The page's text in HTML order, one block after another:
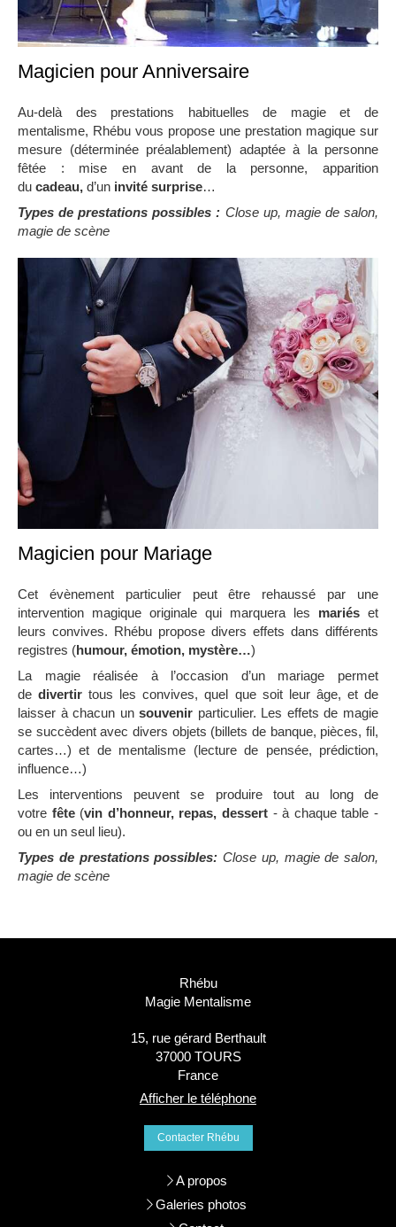
Magicien pour Anniversaire
Au-delà des prestations habituelles de magie et de
mentalisme, Rhébu vous propose une prestation magique sur
mesure (déterminée préalablement) adaptée à la personne
fêtée : mise en avant de la personne, apparition
du cadeau, d’un invité surprise…
Types de prestations possibles : Close up, magie de salon,
magie de scène
Magicien pour Mariage
Cet évènement particulier peut être rehaussé par une
intervention magique originale qui marquera les mariés et
leurs convives. Rhébu propose divers effets dans différents
registres (humour, émotion, mystère…)
La magie réalisée à l’occasion d’un mariage permet
dedivertir tous les convives, quel que soit leur âge, et de
laisser à chacun unsouvenir particulier. Les effets de magie
se succèdent avec divers objets (billets de banque, pièces, fil,
cartes…) et de mentalisme (lecture de pensée, prédiction,
influence…)
Les interventions peuvent se produire tout au long de
votre fête(vin d’honneur, repas, dessert - à chaque table -
ou en un seul lieu).
Types de prestations possibles: Close up, magie de salon,
magie de scène
Rhébu
Magie Mentalisme
15, rue gérard Berthault
37000 TOURS
France
Afficher le téléphone
Contacter Rhébu
A propos
Galeries photos